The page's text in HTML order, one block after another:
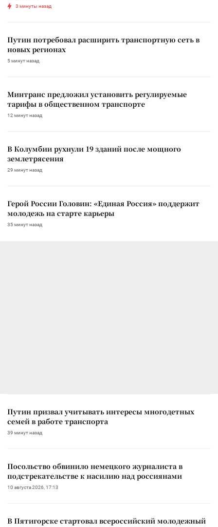
3 минуты назад
Путин потребовал расширить транспортную сеть в
новых регионах
5 минут назад
Минтранс предложил установить регулируемые
тарифы в общественном транспорте
12 минут назад
В Колумбии рухнули 19 зданий после мощного
землетрясения
29 минут назад
Герой России Головин: «Единая Россия» поддержит
молодежь на старте карьеры
35 минут назад
Путин призвал учитывать интересы многодетных
семей в работе транспорта
39 минут назад
Посольство обвинило немецкого журналиста в
подстрекательстве к насилию над россиянами
10 августа 2026, 17:13
В Пятигорске стартовал всероссийский молодежный